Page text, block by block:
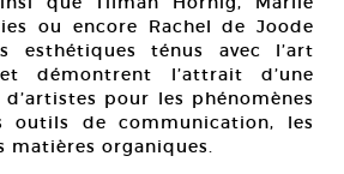
ou encore Rachel de Joode
esthétiques ténus avec l’art
démontrent l’attrait d’une
pour les phénomènes
outils de communication, les
matières organiques.